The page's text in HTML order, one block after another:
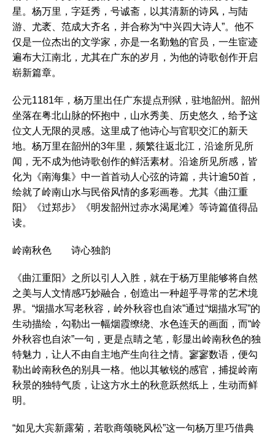
星。杨万里，字廷秀，号诚斋，以其清新的诗风，与陆
游、尤袤、范成大齐名，并合称为“中兴四大诗人”。他不
仅是一位杰出的文学家，亦是一名勤勉的官员，一生宦迹
遍布大江南北，尤其在广东的岁月，为他的诗歌创作开启
崭新篇章。
公元1181年，杨万里出任广东提点刑狱，驻地韶州。韶州
坐落在粤北山脉的怀抱中，山水秀美、历史悠久，给予这
位文人无限的灵感。这里成了他诗心与官职交汇的新天
地。杨万里在韶州的3年里，频繁往返北江，沿途所见所
闻，无不成为他诗歌创作的鲜活素材。沿途所见所感，皆
化为《南海集》中一首首动人心弦的诗篇，共计逾50首，
绘就了岭南山水与民俗风情的多彩画卷。尤其《曲江重
阳》《过郑步》《明发韶州过赤水渴尾滩》等诗篇值得品
读。
岭南秋色 诗心独韵
《曲江重阳》之所以引人入胜，就在于杨万里能够将自然
之美与人文情感巧妙融合，创造出一种超乎寻常的艺术境
界。“烟描水写老秋容，岭外秋容也自浓”通过“烟描水写”的
生动描绘，勾勒出一幅烟霞缭绕、水色连天的画面，而“岭
外秋容也自浓”一句，更是点睛之笔，彰显出岭南秋色的独
特魅力，让人不由自主地产生向往之情。寥寥数语，便勾
勒出岭南秋色的别具一格。他以其敏锐的感官，捕捉岭南
秋景的独特气质，让这方水土的秋意跃然纸上，生动而鲜
明。
“如见大宾新露菊，若歌商颂晓风松”这一句杨万里巧借典